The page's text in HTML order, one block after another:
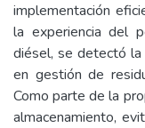
implementación
la experiencia del
diésel, se detectó la
en gestión de
Como parte de la
almacenamiento,